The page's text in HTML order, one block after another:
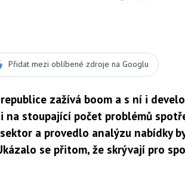
Přidat mezi oblíbené zdroje na Googlu
zažívá boom a s ní i
na stoupající počet problémů
a provedlo analýzu nabídky
se přitom, že skrývají pro